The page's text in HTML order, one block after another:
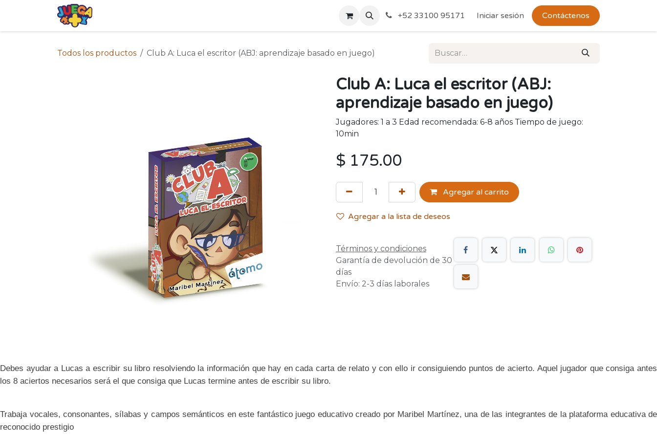
Acerca de Nosotros Politicas de Envío y Devoluciones
+52 33100 95171 Iniciar sesión Contáctenos
Todos los productos Club A: Luca el escritor (ABJ: aprendizaje basado en juego)
Club A: Luca el escritor (ABJ:
aprendizaje basado en juego)
Jugadores: 1 a 3 Edad recomendada: 6-8 años Tiempo de juego:
10min
$ 175.00
Agregar al carrito
Agregar a la lista de deseos
Términos y condiciones
Garantía de devolución de 30
días
Envío: 2-3 días laborales
Debes ayudar a Lucas a escribir su libro resolviendo la información que hay en cada carta de relato y con ello ir consiguiendo puntos de acierto. Aquel jugador que consiga antes
los 8 aciertos necesarios será el que consiga que Lucas termine antes de escribir su libro.
Trabaja vocales, consonantes, sílabas y campos semánticos en este fantástico juego educativo creado por Maribel Martínez, una de las integrantes de la plataforma educativa de
reconocido prestigio